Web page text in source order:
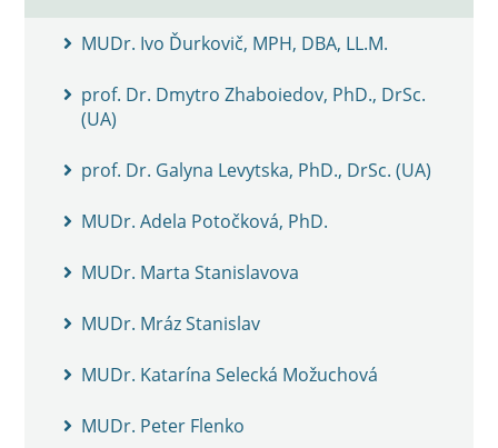
MUDr. Ivo Ďurkovič, MPH, DBA, LL.M.
prof. Dr. Dmytro Zhaboiedov, PhD., DrSc.
(UA)
prof. Dr. Galyna Levytska, PhD., DrSc. (UA)
MUDr. Adela Potočková, PhD.
MUDr. Marta Stanislavova
MUDr. Mráz Stanislav
MUDr. Katarína Selecká Možuchová
MUDr. Peter Flenko